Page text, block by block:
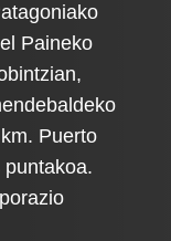
Paineko
Puerto